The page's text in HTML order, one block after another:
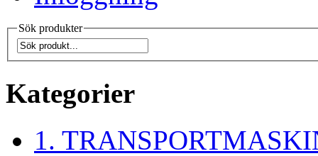
Sök produkter
Kategorier
1.